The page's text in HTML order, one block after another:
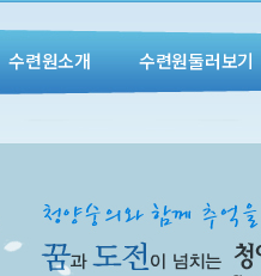
수련원소개 수련원둘러보기